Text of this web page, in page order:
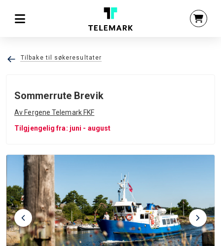
Tilbake til søkeresultater
Sommerrute Brevik
Av Fergene Telemark FKF
Tilgjengelig fra: juni - august